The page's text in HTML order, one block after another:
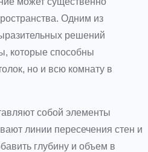
Одним из
решений
которые способны
но и всю комнату в
собой элементы
линии пересечения стен и
глубину и объем в